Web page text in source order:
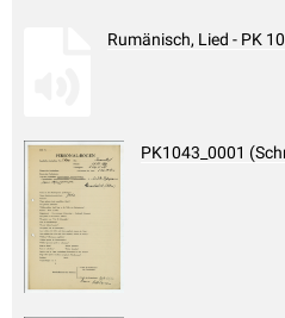
Rumänisch, Lied - PK
PK1043_0001